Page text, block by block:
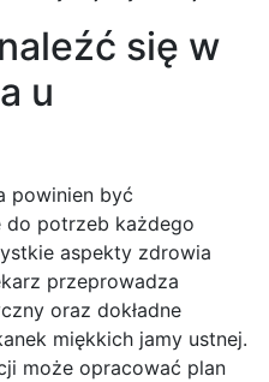
się w
u
powinien być
do potrzeb każdego
aspekty zdrowia
przeprowadza
oraz dokładne
miękkich jamy ustnej.
może opracować plan